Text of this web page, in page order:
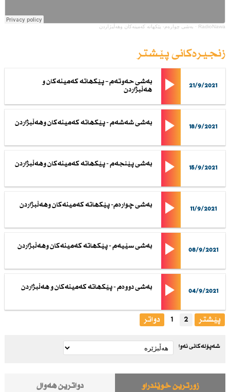
RadioNawa
· بەشی چوارەم- پێكهاتە كەمینەكان وهەڵبژاردن
زنجیرەکانی پێشتر
21/9/2021
بەشی حەوتەم – پێكهاتە كەمینەكان و
هەڵبژاردن
18/9/2021
بەشی شەشەم - پێكهاتە كەمینەكان وهەڵبژاردن
15/9/2021
بەشی پێنجەم - پێكهاتە كەمینەكان وهەڵبژاردن
11/9/2021
بەشی چوارەم- پێكهاتە كەمینەكان وهەڵبژاردن
08/9/2021
بەشی سێیەم - پێكهاتە كەمینەكان وهەڵبژاردن
04/9/2021
بەشی دووەم - پێكهاتە كەمینەكان و هەڵبژاردن
پێشتر 1 2 دواتر
شەپۆلەکانی نەوا
زۆرترین خوێندراو دواترین هەواڵ